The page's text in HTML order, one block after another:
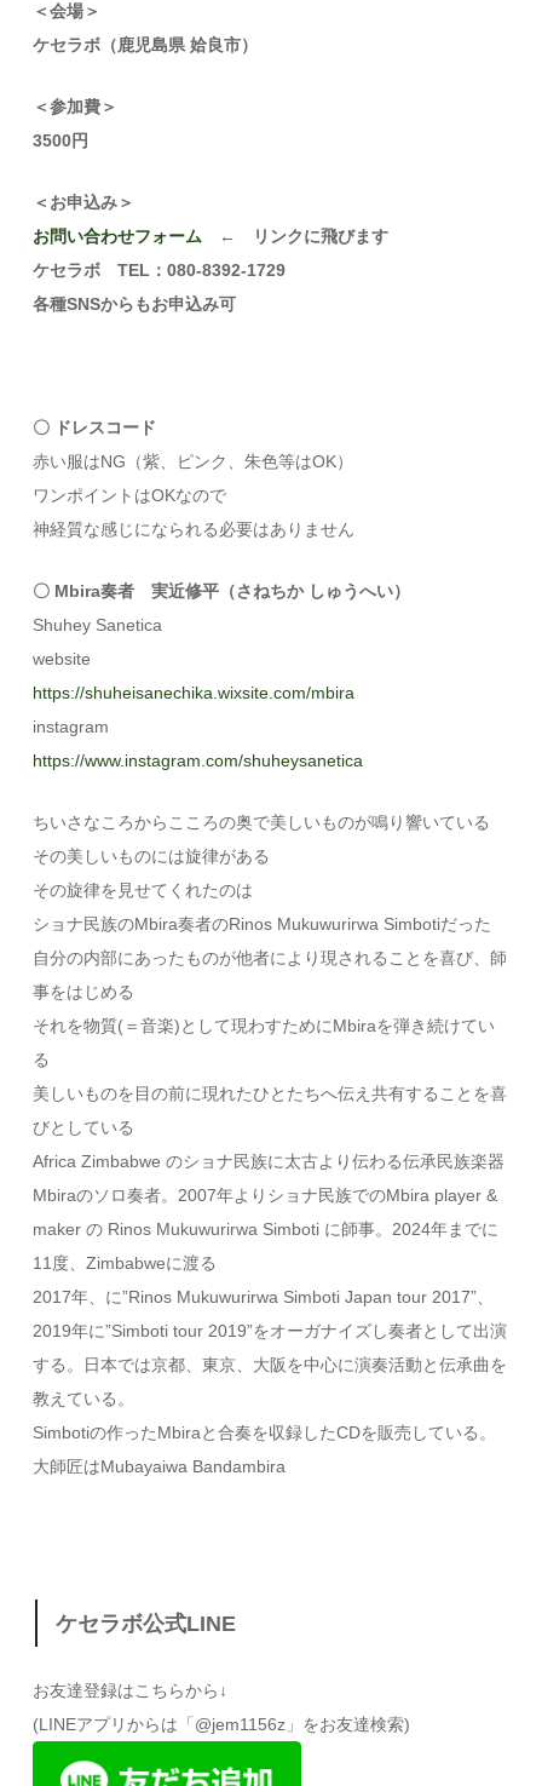
＜会場＞
ケセラボ（鹿児島県 姶良市）
＜参加費＞
3500円
＜お申込み＞
お問い合わせフォーム ← リンクに飛びます
ケセラボ TEL：080-8392-1729
各種SNSからもお申込み可
〇 ドレスコード
赤い服はNG（紫、ピンク、朱色等はOK）
ワンポイントはOKなので
神経質な感じになられる必要はありません
〇 Mbira奏者 実近修平（さねちか しゅうへい）
Shuhey Sanetica
website
https://shuheisanechika.wixsite.com/mbira
instagram
https://www.instagram.com/shuheysanetica
ちいさなころからこころの奥で美しいものが鳴り響いている
その美しいものには旋律がある
その旋律を見せてくれたのは
ショナ民族のMbira奏者のRinos Mukuwurirwa Simbotiだった
自分の内部にあったものが他者により現されることを喜び、師
事をはじめる
それを物質(＝音楽)として現わすためにMbiraを弾き続けてい
る
美しいものを目の前に現れたひとたちへ伝え共有することを喜
びとしている
Africa Zimbabwe のショナ民族に太古より伝わる伝承民族楽器
Mbiraのソロ奏者。2007年よりショナ民族でのMbira player &
maker の Rinos Mukuwurirwa Simboti に師事。2024年までに
11度、Zimbabweに渡る
2017年、に”Rinos Mukuwurirwa Simboti Japan tour 2017”、
2019年に”Simboti tour 2019”をオーガナイズし奏者として出演
する。日本では京都、東京、大阪を中心に演奏活動と伝承曲を
教えている。
Simbotiの作ったMbiraと合奏を収録したCDを販売している。
大師匠はMubayaiwa Bandambira
ケセラボ公式LINE
お友達登録はこちらから↓
(LINEアプリからは「@jem1156z」をお友達検索)